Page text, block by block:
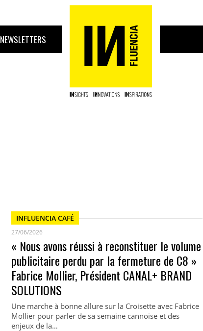
NEWSLETTERS
INFLUENCIA CAFÉ
27/06/2026
« Nous avons réussi à reconstituer le volume
publicitaire perdu par la fermeture de C8 »
Fabrice Mollier, Président CANAL+ BRAND
SOLUTIONS
Une marche à bonne allure sur la Croisette avec Fabrice
Mollier pour parler de sa semaine cannoise et des
enjeux de la…